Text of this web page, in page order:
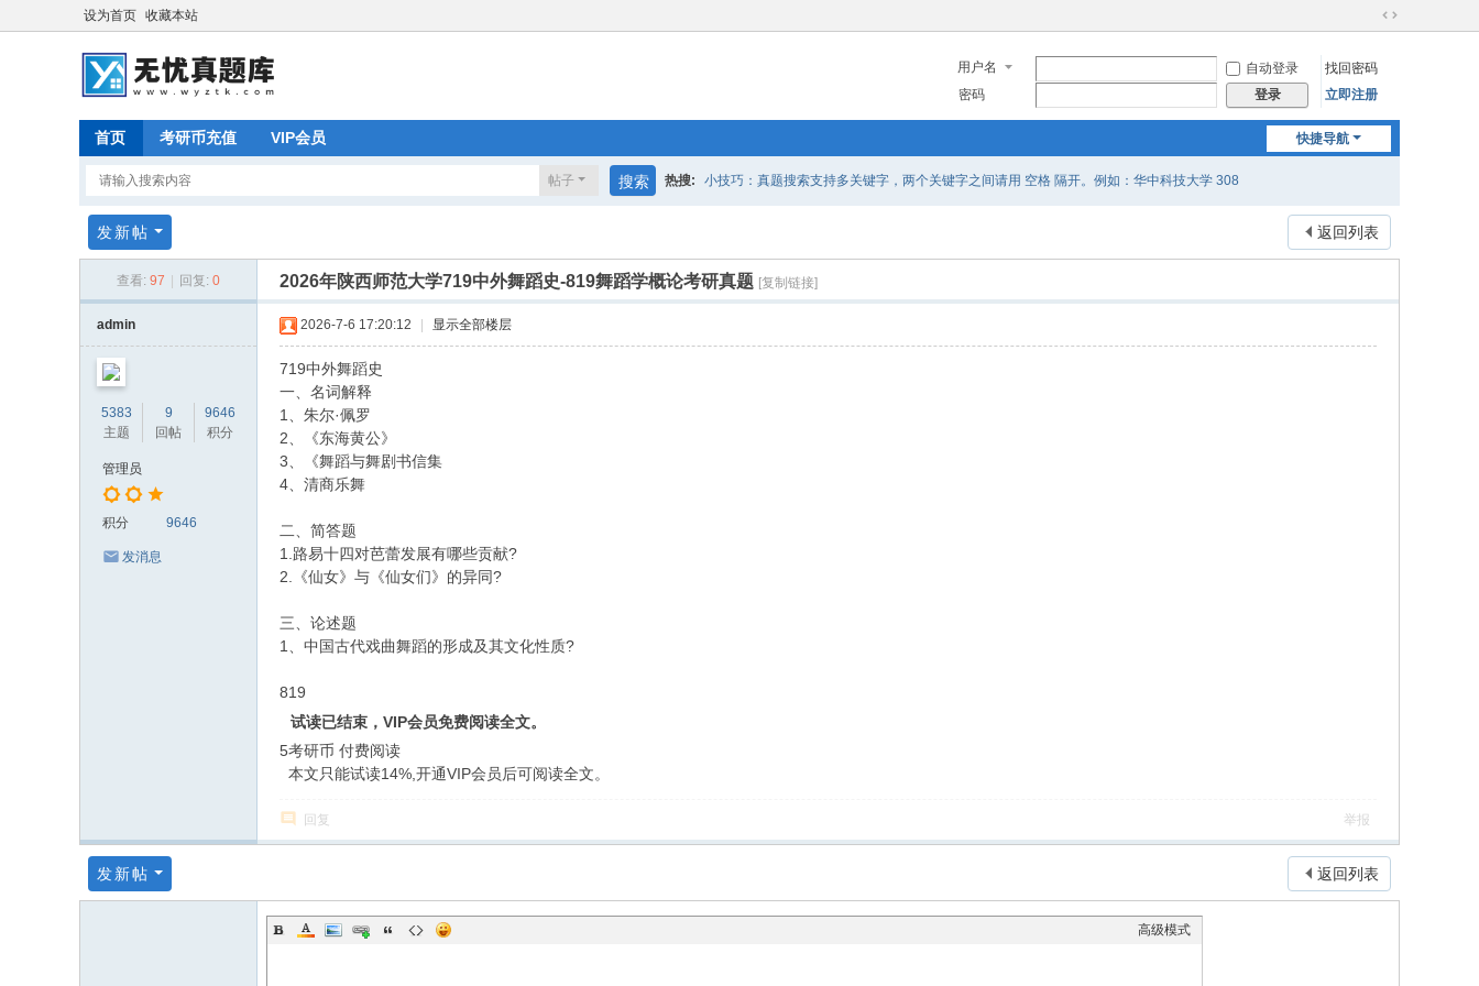
设为首页 收藏本站
切
用户名 自动登录
找回密码
密码
登录 立即注册
快捷导航
首页 考研币充值 VIP会员
帖子 搜索 热搜: 小技巧：真题搜索支持多关键字，两个关键字之间请用 空格 隔开。例如：华中科技大学 308
返回列表
发新帖
查看: 97 回复: 0 2026年陕西师范大学719中外舞蹈史-819舞蹈学概论考研真题 [复制链接]
admin
5383
主题
9
回帖
9646
积分
管理员
积分 9646
发消息
2026-7-6 17:20:12 显示全部楼层
719中外舞蹈史
一、名词解释
1、朱尔·佩罗
2、《东海黄公》
3、《舞蹈与舞剧书信集
4、清商乐舞
二、简答题
1.路易十四对芭蕾发展有哪些贡献?
2.《仙女》与《仙女们》的异同?
三、论述题
1、中国古代戏曲舞蹈的形成及其文化性质?
819
试读已结束，VIP会员免费阅读全文。
5考研币 付费阅读
本文只能试读14%,开通VIP会员后可阅读全文。
回复 举报
返回列表
发新帖
高级模式